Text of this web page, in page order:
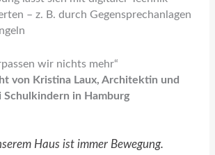
– z. B. durch Gegensprechanlagen
wir nichts mehr“
von Kristina Laux, Architektin und
Schulkindern in Hamburg
Haus ist immer Bewegung.